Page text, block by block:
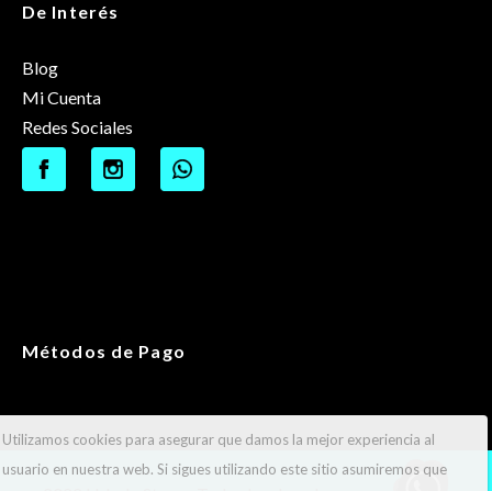
De Interés
Blog
Mi Cuenta
Redes Sociales
Métodos de Pago
Utilizamos cookies para asegurar que damos la mejor experiencia al
usuario en nuestra web. Si sigues utilizando este sitio asumiremos que